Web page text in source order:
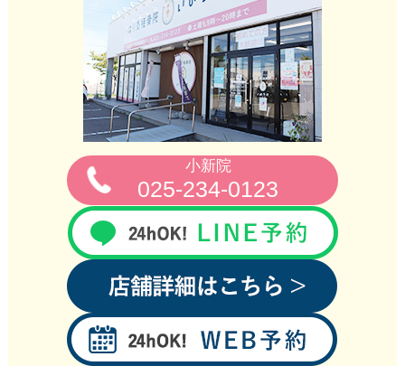
小新院
025-234-0123